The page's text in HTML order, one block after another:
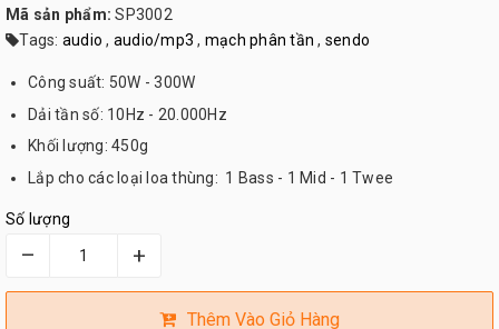
Mã sản phẩm: SP3002
Tags: audio , audio/mp3 , mạch phân tần , sendo
Công suất: 50W - 300W
Dải tần số: 10Hz - 20.000Hz
Khối lượng: 450g
Lắp cho các loại loa thùng: 1 Bass - 1 Mid - 1 Twee
Số lượng
– +
Thêm Vào Giỏ Hàng